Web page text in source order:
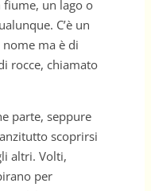
fiume, un lago o
C’è un
ma è di
rocce, chiamato
parte, seppure
scoprirsi
altri. Volti,
per